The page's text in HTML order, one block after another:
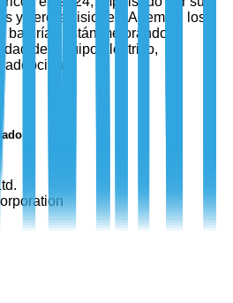
y cero emisiones. Además, los
están mejorando el
del equipo eléctrico,